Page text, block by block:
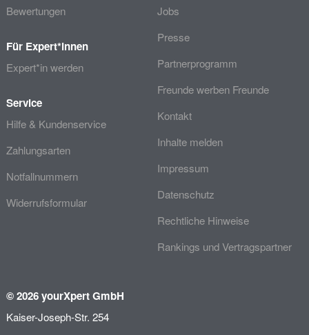
Bewertungen
Für Expert*innen
Expert*in werden
Service
Hilfe & Kundenservice
Zahlungsarten
Notfallnummern
Widerrufsformular
Jobs
Presse
Partnerprogramm
Freunde werben Freunde
Kontakt
Inhalte melden
Impressum
Datenschutz
Rechtliche Hinweise
Rankings und Vertragspartner
© 2026 yourXpert GmbH
Kaiser-Joseph-Str. 254